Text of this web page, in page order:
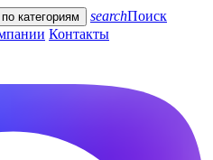
по категориям searchПоиск
Контакты